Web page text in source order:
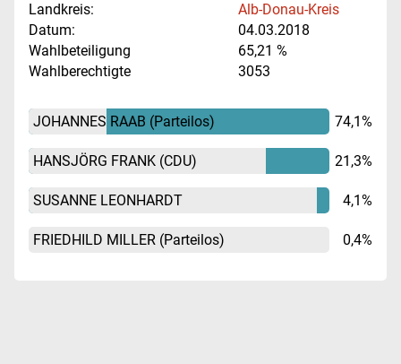
Landkreis:
Alb-Donau-Kreis
Datum:
04.03.2018
Wahlbeteiligung
65,21 %
Wahlberechtigte
3053
JOHANNES RAAB (Parteilos) 74,1%
HANSJÖRG FRANK (CDU) 21,3%
SUSANNE LEONHARDT 4,1%
FRIEDHILD MILLER (Parteilos) 0,4%